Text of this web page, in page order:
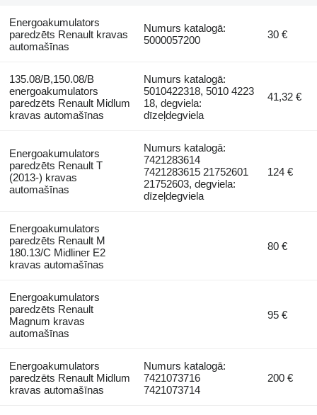
Energoakumulators
paredzēts Renault kravas
automašīnas
Numurs katalogā:
5000057200
30 €
135.08/B,150.08/B
energoakumulators
paredzēts Renault Midlum
kravas automašīnas
Numurs katalogā:
5010422318, 5010 4223
18, degviela:
dīzeļdegviela
41,32 €
Energoakumulators
paredzēts Renault T
(2013-) kravas
automašīnas
Numurs katalogā:
7421283614
7421283615 21752601
21752603, degviela:
dīzeļdegviela
124 €
Energoakumulators
paredzēts Renault M
180.13/C Midliner E2
kravas automašīnas
80 €
Energoakumulators
paredzēts Renault
Magnum kravas
automašīnas
95 €
Energoakumulators
paredzēts Renault Midlum
kravas automašīnas
Numurs katalogā:
7421073716
7421073714
200 €